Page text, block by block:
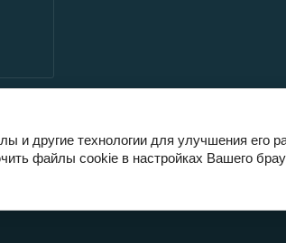
CleanNow - мир
и другие технологии для улучшения
файлы cookie в настройках Вашего